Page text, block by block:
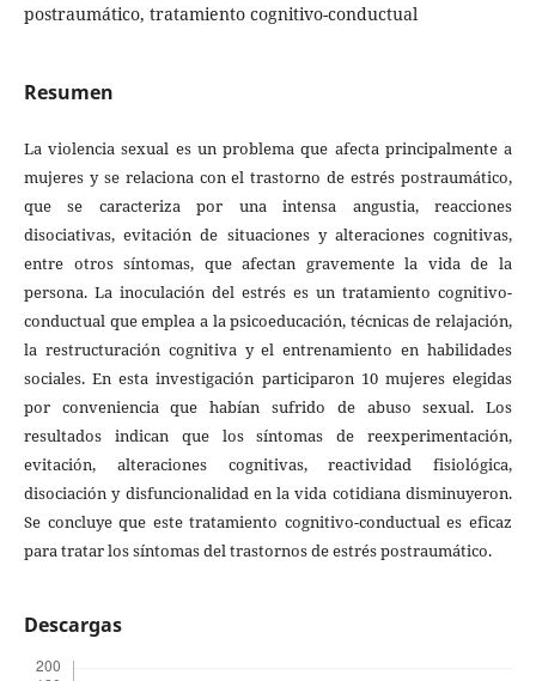
postraumático, tratamiento cognitivo-conductual
Resumen
La violencia sexual es un problema que afecta principalmente a
mujeres y se relaciona con el trastorno de estrés postraumático,
que se caracteriza por una intensa angustia, reacciones
disociativas, evitación de situaciones y alteraciones cognitivas,
entre otros síntomas, que afectan gravemente la vida de la
persona. La inoculación del estrés es un tratamiento cognitivo-
conductual que emplea a la psicoeducación, técnicas de relajación,
la restructuración cognitiva y el entrenamiento en habilidades
sociales. En esta investigación participaron 10 mujeres elegidas
por conveniencia que habían sufrido de abuso sexual. Los
resultados indican que los síntomas de reexperimentación,
evitación, alteraciones cognitivas, reactividad fisiológica,
disociación y disfuncionalidad en la vida cotidiana disminuyeron.
Se concluye que este tratamiento cognitivo-conductual es eficaz
para tratar los síntomas del trastornos de estrés postraumático.
Descargas